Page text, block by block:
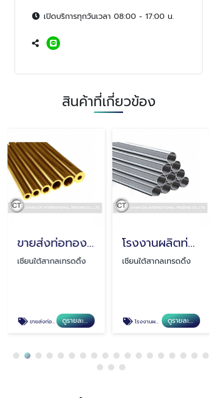
เปิดบริการทุกวันเวลา 08:00 - 17:00 น.
สินค้าที่เกี่ยวข้อง
ขายส่งท่อทองเหลือง สมุทรปราการ
เชียนใต้สากลเทรดดิ้ง
ขายส่งท่อทองเหลือง สมุทรปราการ ดูรายละเอียด
โรงงานผลิตท่อแอร์ สมุทรปราการ
เชียนใต้สากลเทรดดิ้ง
โรงงานผลิตท่อแอร์ สมุทรปราการ ดูรายละเอียด